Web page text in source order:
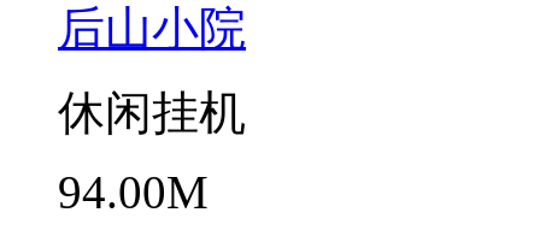
后山小院
休闲挂机
94.00M